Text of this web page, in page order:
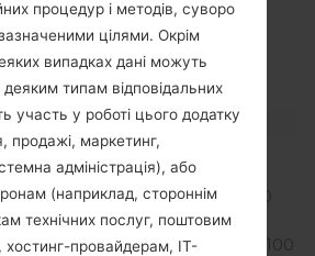
Восьмиядерний
1.5GB
8GB
microSD, до 32 GB
Мережа та дані
сім
2 Мікро SIM
GSM 850/900/1800/1900
MHz
HSDPA 850/900/1900/2100
процедур і методів, суворо
зазначеними цілями. Окрім
випадках дані можуть
деяким типам відповідальних
участь у роботі цього додатку
продажі, маркетинг,
адміністрація), або
(наприклад, стороннім
технічних послуг, поштовим
хостинг-провайдерам, ІТ-